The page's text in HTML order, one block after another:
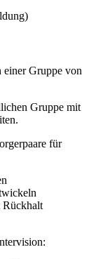
einer Gruppe von
Gruppe mit
für
Rückhalt